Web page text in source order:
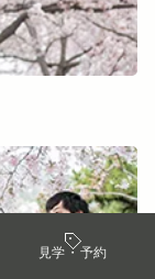
見学・予約